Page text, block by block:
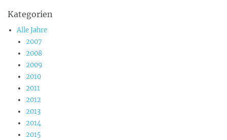
Kategorien
Alle Jahre
2007
2008
2009
2010
2011
2012
2013
2014
2015